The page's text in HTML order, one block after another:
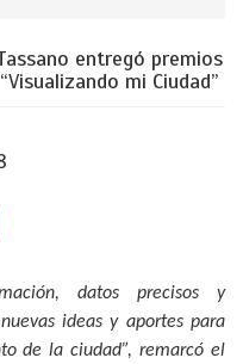
entregó premios
mi Ciudad”
datos precisos y
ideas y aportes para
de la ciudad”, remarcó el